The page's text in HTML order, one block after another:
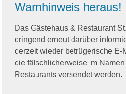
Warnhinweis heraus!
Das Gästehaus & Restaurant
dringend erneut darüber
derzeit wieder betrügerische E-
die fälschlicherweise im
Restaurants versendet werden.